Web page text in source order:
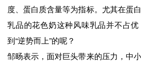
度、蛋白质含量等为指标。尤其在蛋
乳品的花色奶这种风味乳品并不占
到“逆势而上”的呢？
邹旸表示，面对巨头带来的压力，中